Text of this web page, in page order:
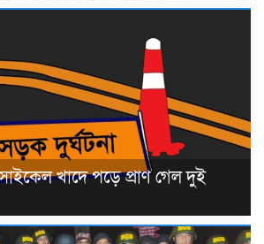
খাদে পড়ে প্রাণ গেল দুই